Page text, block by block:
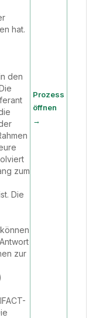
hat.
den
zum
Die
zur
Prozess
öffnen
→